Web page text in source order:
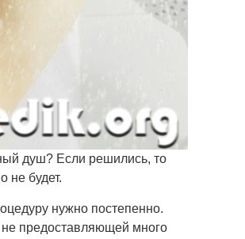
душ? Если решились, то
не будет.
нужно постепенно.
предоставляющей много